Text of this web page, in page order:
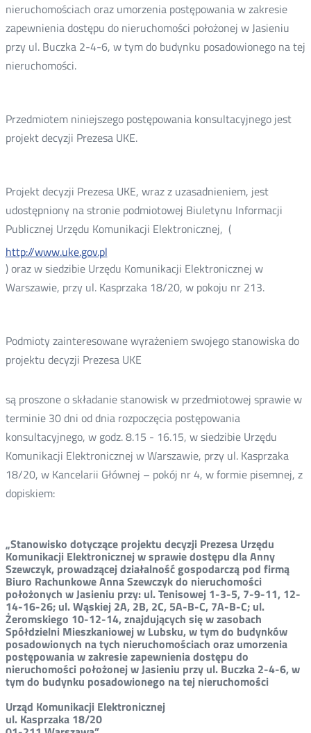
nieruchomościach oraz umorzenia postępowania w zakresie
zapewnienia dostępu do nieruchomości położonej w Jasieniu
przy ul. Buczka 2-4-6, w tym do budynku posadowionego na tej
nieruchomości.
Przedmiotem niniejszego postępowania konsultacyjnego jest
projekt decyzji Prezesa UKE.
Projekt decyzji Prezesa UKE, wraz z uzasadnieniem, jest
udostępniony na stronie podmiotowej Biuletynu Informacji
Publicznej Urzędu Komunikacji Elektronicznej, (
http://www.uke.gov.pl
) oraz w siedzibie Urzędu Komunikacji Elektronicznej w
Warszawie, przy ul. Kasprzaka 18/20, w pokoju nr 213.
Podmioty zainteresowane wyrażeniem swojego stanowiska do
projektu decyzji Prezesa UKE
są proszone o składanie stanowisk w przedmiotowej sprawie w
terminie 30 dni od dnia rozpoczęcia postępowania
konsultacyjnego, w godz. 8.15 - 16.15, w siedzibie Urzędu
Komunikacji Elektronicznej w Warszawie, przy ul. Kasprzaka
18/20, w Kancelarii Głównej – pokój nr 4, w formie pisemnej, z
dopiskiem:
„Stanowisko dotyczące projektu decyzji Prezesa Urzędu
Komunikacji Elektronicznej w sprawie dostępu dla Anny
Szewczyk, prowadzącej działalność gospodarczą pod firmą
Biuro Rachunkowe Anna Szewczyk do nieruchomości
położonych w Jasieniu przy: ul. Tenisowej 1-3-5, 7-9-11, 12-
14-16-26; ul. Wąskiej 2A, 2B, 2C, 5A-B-C, 7A-B-C; ul.
Żeromskiego 10-12-14, znajdujących się w zasobach
Spółdzielni Mieszkaniowej w Lubsku,w tym do budynków
posadowionych na tych nieruchomościach oraz umorzenia
postępowaniaw zakresie zapewnienia dostępu do
nieruchomości położonej w Jasieniu przy ul. Buczka 2-4-6, w
tym do budynku posadowionego na tej nieruchomości
Urząd Komunikacji Elektronicznej
ul. Kasprzaka 18/20